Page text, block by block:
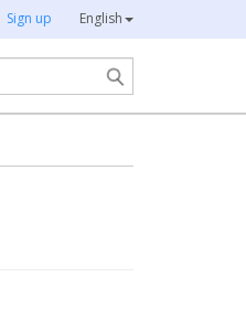
Sign up English